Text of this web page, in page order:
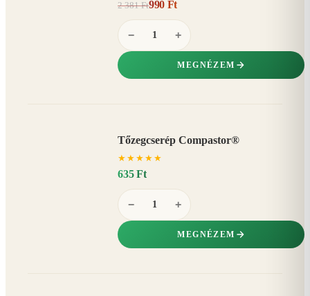
2 381 Ft990 Ft
− +
MEGNÉZEM
Tőzegcserép Compastor®
★ ★ ★ ★ ★
635 Ft
− +
MEGNÉZEM